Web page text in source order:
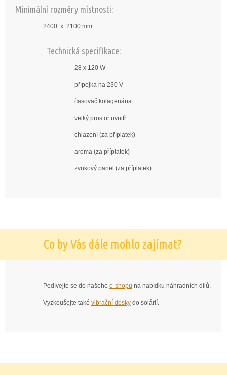
Minimální rozměry místnosti:
2400 x 2100 mm
Technická specifikace:
28 x 120 W
přípojka na 230 V
časovač kolagenária
velký prostor uvnitř
chlazení (za příplatek)
aroma (za příplatek)
zvukový panel (za příplatek)
Co by Vás dále mohlo zajímat?
Podívejte se do našeho e-shopu na nabídku náhradních dílů.
Vyzkoušejte také vibrační desky do solárií.